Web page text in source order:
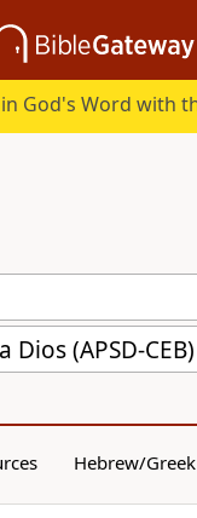
Dios (APSD-CEB)
Hebrew/Greek